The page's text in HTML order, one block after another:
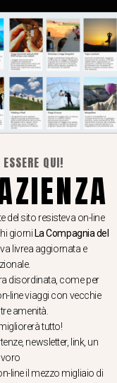
modo le tue informazioni
eventi
QUI!
del sito resisteva on-line
giorni La Compagnia del
livrea aggiornata e
disordinata, come per
line viaggi con vecchie
amenità.
tutto!
newsletter, link, un
line il mezzo migliaio di